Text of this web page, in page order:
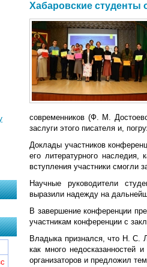
Хабаровские студенты
современников (Ф. М.
заслуги этого писателя и,
Доклады участников
его литературного
вступления участники смогли
Научные руководители
выразили надежду на
В завершение конференции
участникам конференции с
Владыка признался, что Н. С.
как много недосказанностей
организаторов и предложил